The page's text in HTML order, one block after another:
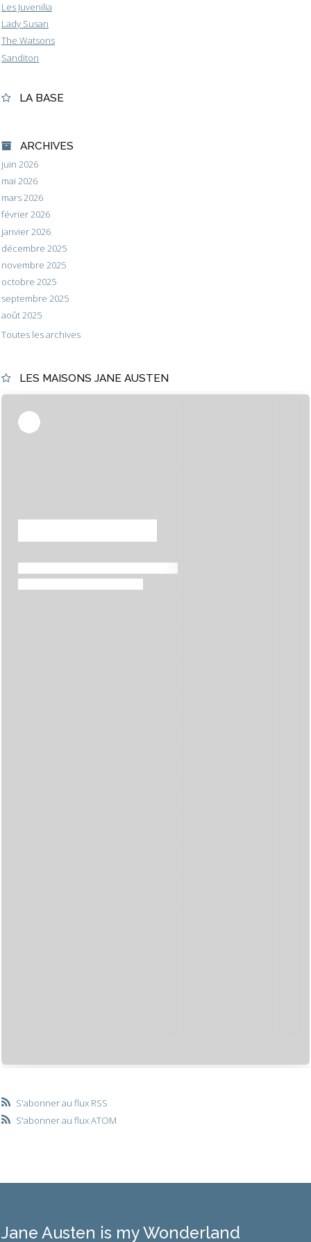
Les Juvenilia
Lady Susan
The Watsons
Sanditon
LA BASE
ARCHIVES
juin 2026
mai 2026
mars 2026
février 2026
janvier 2026
décembre 2025
novembre 2025
octobre 2025
septembre 2025
août 2025
Toutes les archives
LES MAISONS JANE AUSTEN
S'abonner au flux RSS
S'abonner au flux ATOM
Jane Austen is my Wonderland